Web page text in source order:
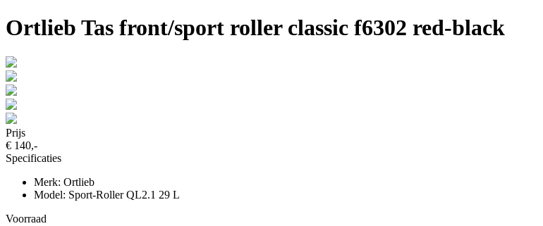
Ortlieb Tas front/sport roller classic f6302 red-black
Prijs
€ 140,-
Specificaties
Merk: Ortlieb
Model: Sport-Roller QL2.1 29 L
Voorraad